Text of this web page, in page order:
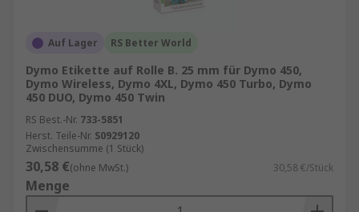
Auf Lager RS Better World
Dymo Etikette auf Rolle B. 25 mm für Dymo 450,
Dymo Wireless, Dymo 4XL, Dymo 450 Turbo, Dymo
450 DUO, Dymo 450 Twin
RS Best.-Nr. 733-5851
Herst. Teile-Nr. S0929120
Zwischensumme (1 Stück)
30,58 €(ohne MwSt.) 30,58 €/Stück
Menge